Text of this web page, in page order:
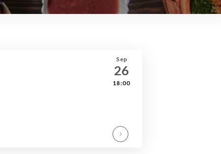
Sep
26
18:00